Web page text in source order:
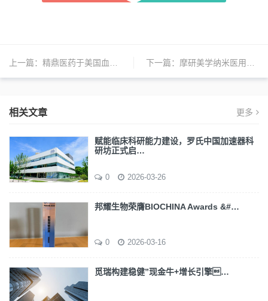
上一篇： 精鼎医药于美国血液学会年会上展示10份研究海报 下一篇： 摩研美学纳米医用生物材料研发中心启动
相关文章 更多
赋能临床科研能力建设，罗氏中国加速器科
研坊正式启…
0 2026-03-26
邦耀生物荣膺BIOCHINA Awards &#…
0 2026-03-16
觅瑞构建稳健”现金牛+增长引擎…